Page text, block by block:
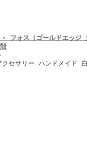
- フォス（ゴールドエッジ
セサリー ハンドメイド